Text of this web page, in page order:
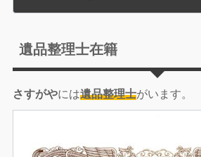
遺品整理士在籍
さすがやには遺品整理士がいます。